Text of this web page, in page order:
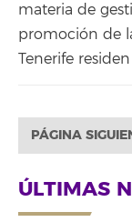
materia de
promoción de
Tenerife
PÁGINA
ÚLTIMAS